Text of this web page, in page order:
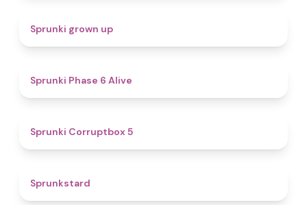
Sprunki grown up
Sprunki Phase 6 Alive
Sprunki Corruptbox 5
Sprunkstard